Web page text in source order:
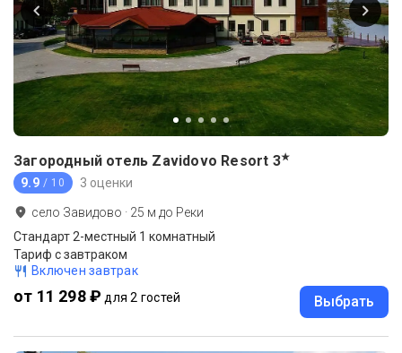
Загородный отель Zavidovo Resort 3★
9.9 / 10 3 оценки
село Завидово · 25 м до Реки
Стандарт 2-местный 1 комнатный
Тариф с завтраком
Включен завтрак
от 11 298 ₽ для 2 гостей Выбрать